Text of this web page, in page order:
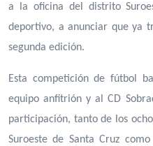
a la oficina del distrito
deportivo, a anunciar que ya
segunda edición.
Esta competición de fútbol
equipo anfitrión y al CD
participación, tanto de los
Suroeste de Santa Cruz